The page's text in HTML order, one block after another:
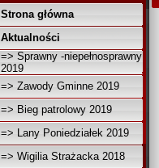
Strona główna
Aktualności
=> Sprawny -niepełnosprawny
2019
=> Zawody Gminne 2019
=> Bieg patrolowy 2019
=> Lany Poniedziałek 2019
=> Wigilia Strażacka 2018